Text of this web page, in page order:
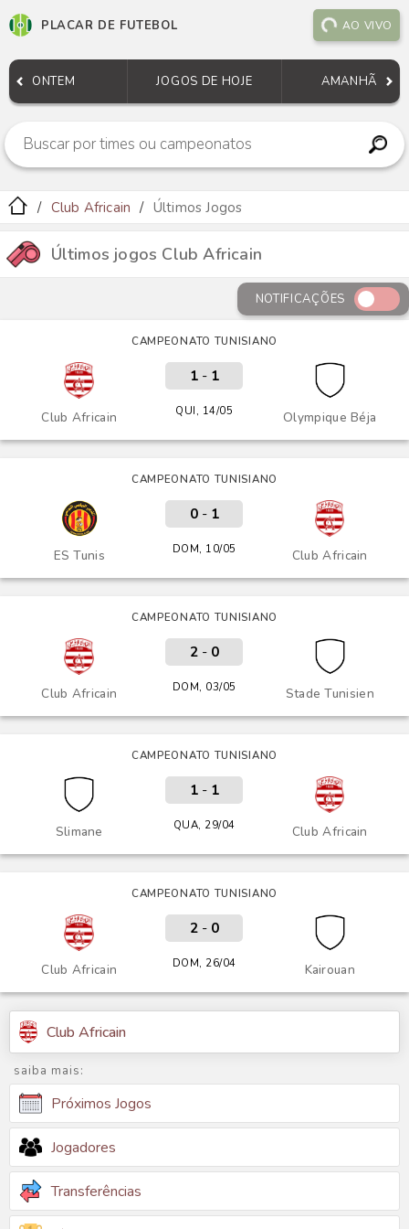
PLACAR DE FUTEBOL AO VIVO
ONTEM JOGOS DE HOJE AMANHÃ
Club Africain Últimos Jogos
Últimos jogos Club Africain
NOTIFICAÇÕES
CAMPEONATO TUNISIANO
Club Africain Olympique Béja
1- 1
QUI, 14/05
CAMPEONATO TUNISIANO
ES Tunis Club Africain
0- 1
DOM, 10/05
CAMPEONATO TUNISIANO
Club Africain Stade Tunisien
2- 0
DOM, 03/05
CAMPEONATO TUNISIANO
Slimane Club Africain
1- 1
QUA, 29/04
CAMPEONATO TUNISIANO
Club Africain Kairouan
2- 0
DOM, 26/04
Club Africain
saiba mais:
Próximos Jogos
Jogadores
Transferências